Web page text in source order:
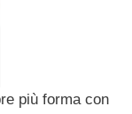
più forma con